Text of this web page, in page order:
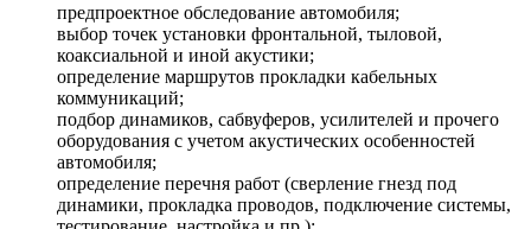
предпроектное обследование автомобиля;
выбор точек установки фронтальной, тыловой,
коаксиальной и иной акустики;
определение маршрутов прокладки кабельных
коммуникаций;
подбор динамиков, сабвуферов, усилителей и прочего
оборудования с учетом акустических особенностей
автомобиля;
определение перечня работ (сверление гнезд под
динамики, прокладка проводов, подключение системы,